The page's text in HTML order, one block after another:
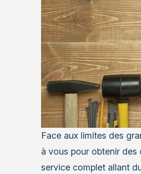
Face aux limites des
à vous pour obtenir des
service complet allant